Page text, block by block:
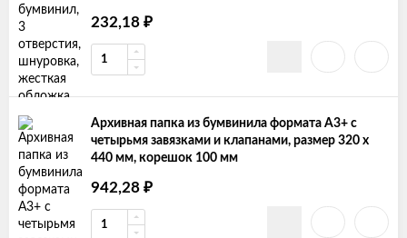
232,18 ₽
Архивная папка из бумвинила формата А3+ с
четырьмя завязками и клапанами, размер 320 х
440 мм, корешок 100 мм
942,28 ₽